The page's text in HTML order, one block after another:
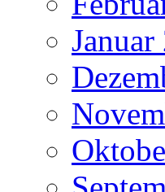
Januar